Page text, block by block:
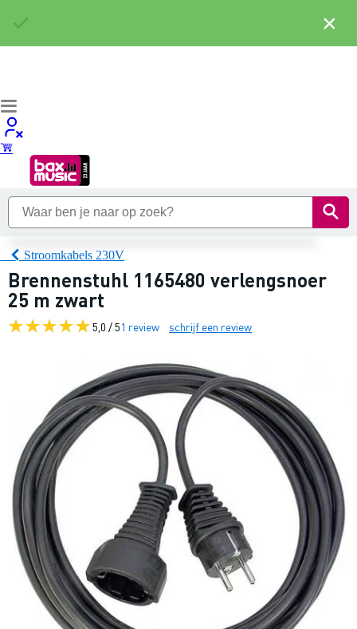
Stroomkabels 230V
Brennenstuhl 1165480 verlengsnoer
25 m zwart
5,0 / 51 review schrijf een review
×